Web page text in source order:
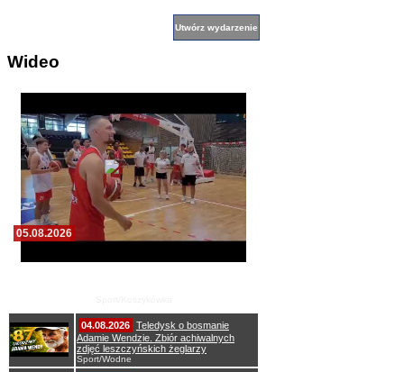
Wideo
05.08.2026
04.08.2026 Teledysk o bosmanie
Adamie Wendzie. Zbiór achiwalnych
zdjęć leszczyńskich żeglarzy
Sport/Wodne